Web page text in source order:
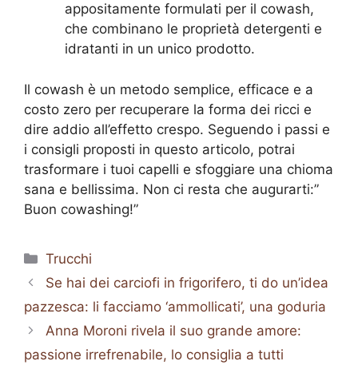
appositamente formulati per il cowash,
che combinano le proprietà detergenti e
idratanti in un unico prodotto.
Il cowash è un metodo semplice, efficace e a
costo zero per recuperare la forma dei ricci e
dire addio all’effetto crespo. Seguendo i passi e
i consigli proposti in questo articolo, potrai
trasformare i tuoi capelli e sfoggiare una chioma
sana e bellissima. Non ci resta che augurarti:”
Buon cowashing!”
Categorie
Trucchi
Se hai dei carciofi in frigorifero, ti do un’idea
pazzesca: li facciamo ‘ammollicati’, una goduria
Anna Moroni rivela il suo grande amore:
passione irrefrenabile, lo consiglia a tutti